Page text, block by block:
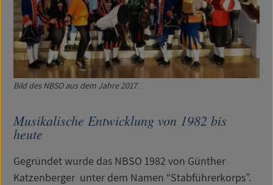
Bild des NBSO aus dem Jahre 2017.
Musikalische Entwicklung von 1982 bis
heute
Gegründet wurde das NBSO 1982 von Günther
Katzenberger unter dem Namen “Stabführerkorps”.